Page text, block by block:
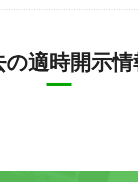
の適時開示情